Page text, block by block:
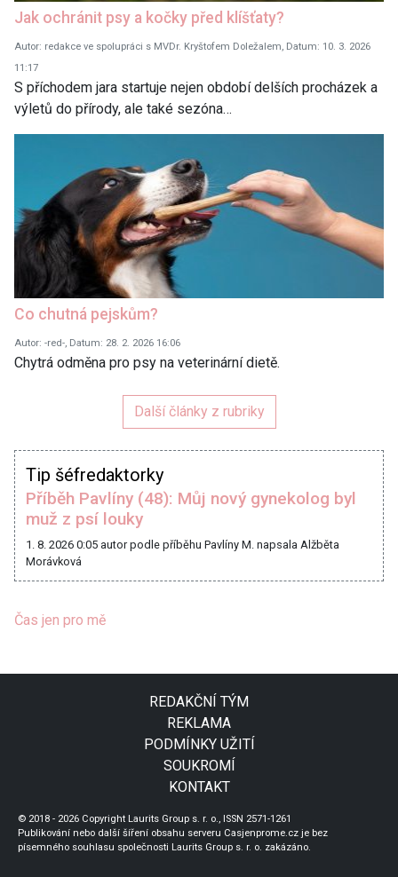
Jak ochránit psy a kočky před klíšťaty?
Autor: redakce ve spolupráci s MVDr. Kryštofem Doležalem, Datum: 10. 3. 2026
11:17
S příchodem jara startuje nejen období delších procházek a
výletů do přírody, ale také sezóna…
Co chutná pejskům?
Autor: -red-, Datum: 28. 2. 2026 16:06
Chytrá odměna pro psy na veterinární dietě.
Další články z rubriky
Tip šéfredaktorky
Příběh Pavlíny (48): Můj nový gynekolog byl
muž z psí louky
1. 8. 2026 0:05 autor podle příběhu Pavlíny M. napsala Alžběta
Morávková
Čas jen pro mě
REDAKČNÍ TÝM
REKLAMA
PODMÍNKY UŽITÍ
SOUKROMÍ
KONTAKT
© 2018 - 2026 Copyright Laurits Group s. r. o., ISSN 2571-1261
Publikování nebo další šíření obsahu serveru Casjenprome.cz je bez
písemného souhlasu společnosti Laurits Group s. r. o. zakázáno.